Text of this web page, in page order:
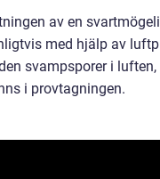
av en
med hjälp av
svampsporer i
i provtagningen.